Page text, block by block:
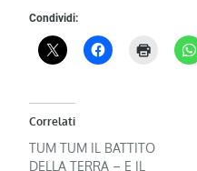
Condividi:
Correlati
TUM TUM IL BATTITO
DELLA TERRA – E IL